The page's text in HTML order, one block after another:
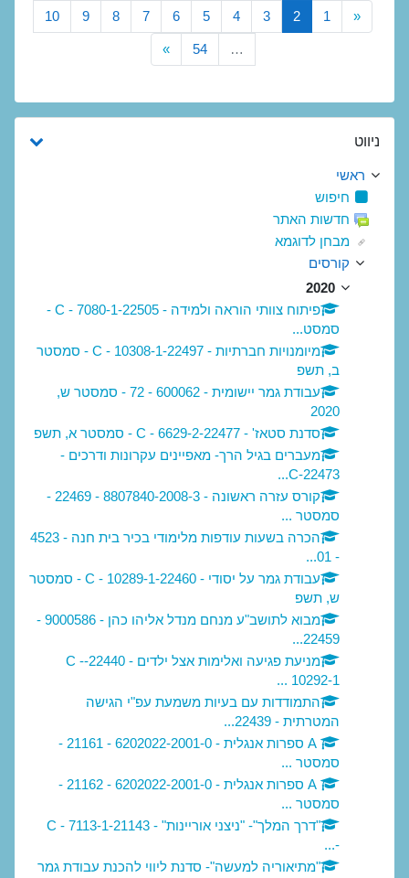
«קודם1
2(נוכחי)
3
4
5
6
7
8
9
10
…
54
»הבא
ניווט
ראשי
חיפוש
חדשות האתר
מבחן לדוגמא
קורסים
2020
פיתוח צוותי הוראה ולמידה - 22505-C - 7080-1 -
סמסט...
מיומנויות חברתיות - 22497-C - 10308-1 - סמסטר
ב, תשפ
עבודת גמר יישומית - 600062 - 72 - סמסטר ש,
2020
סדנת סטאז' - 22477-C - 6629-2 - סמסטר א, תשפ
מעברים בגיל הרך- מאפיינים עקרונות ודרכים -
22473-C...
קורס עזרה ראשונה - 8807840-2008-3 - 22469 -
סמסטר ...
הכרה בשעות עודפות מלימודי בכיר בית חנה - 4523
- 01...
עבודת גמר על יסודי - 22460-C - 10289-1 - סמסטר
ש, תשפ
מבוא לתושב"ע מנחם מנדל אליהו כהן - 9000586 -
22459...
מניעת פגיעה ואלימות אצל ילדים - 22440-C -
10292-1 ...
התמודדות עם בעיות משמעת עפ"י הגישה
המטרתית - 22439...
A ספרות אנגלית - 6202022-2001-0 - 21161 -
סמסטר ...
A ספרות אנגלית - 6202022-2001-0 - 21162 -
סמסטר ...
"דרך המלך"- "ניצני אוריינות" - 21143-C - 7113-1
-...
"מתיאוריה למעשה"- סדנת ליווי להכנת עבודת גמר